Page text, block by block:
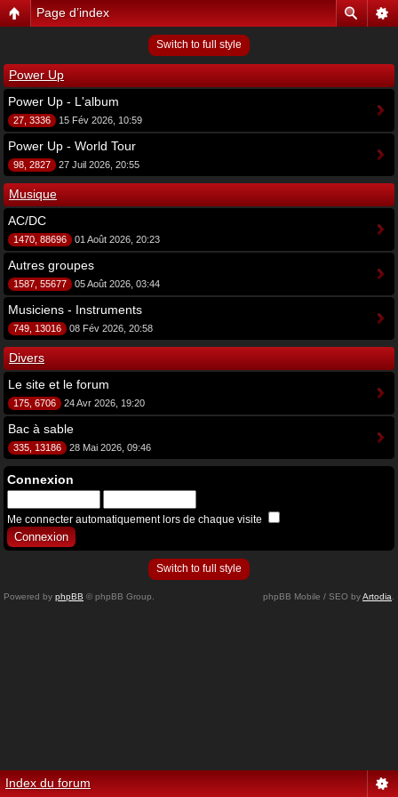
Page d’index
Switch to full style
Power Up
Power Up - L'album
27, 3336 15 Fév 2026, 10:59
Power Up - World Tour
98, 2827 27 Juil 2026, 20:55
Musique
AC/DC
1470, 88696 01 Août 2026, 20:23
Autres groupes
1587, 55677 05 Août 2026, 03:44
Musiciens - Instruments
749, 13016 08 Fév 2026, 20:58
Divers
Le site et le forum
175, 6706 24 Avr 2026, 19:20
Bac à sable
335, 13186 28 Mai 2026, 09:46
Connexion
Me connecter automatiquement lors de chaque visite
Switch to full style
Powered by phpBB © phpBB Group. phpBB Mobile / SEO byArtodia
Index du forum